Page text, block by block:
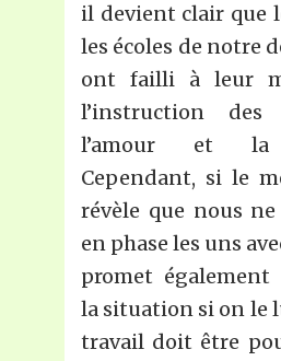
il devient clair que
les écoles de notre
ont failli à leur
l’instruction
l’amour et la
Cependant, si le
révèle que nous ne
en phase les uns
promet également
la situation si on le
travail doit être